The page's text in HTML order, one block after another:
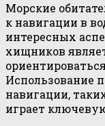
Морские
к навигации в
интересных
хищников
Использование
навигации,
играет